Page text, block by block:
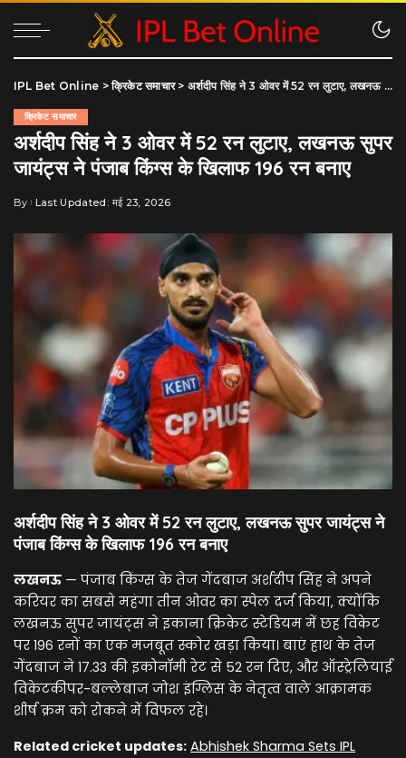
IPL Bet Online >क्रिकेट समाचार> अर्शदीप सिंह ने 3 ओवर में 52 रन लुटाए, लखनऊ सुपर जायंट्स ने पंजाब किंग्स के खिलाफ 196 रन बनाए
क्रिकेट समाचार
अर्शदीप सिंह ने 3 ओवर में 52 रन लुटाए, लखनऊ सुपर
जायंट्स ने पंजाब किंग्स के खिलाफ 196 रन बनाए
Posted
By Last Updated: मई 23, 2026
अर्शदीप सिंह ने 3 ओवर में 52 रन लुटाए, लखनऊ सुपर जायंट्स ने
पंजाब किंग्स के खिलाफ 196 रन बनाए
लखनऊ — पंजाब किंग्स के तेज गेंदबाज अर्शदीप सिंह ने अपने
करियर का सबसे महंगा तीन ओवर का स्पेल दर्ज किया, क्योंकि
लखनऊ सुपर जायंट्स ने इकाना क्रिकेट स्टेडियम में छह विकेट
पर 196 रनों का एक मजबूत स्कोर खड़ा किया। बाएं हाथ के तेज
गेंदबाज ने 17.33 की इकोनॉमी रेट से 52 रन दिए, और ऑस्ट्रेलियाई
विकेटकीपर-बल्लेबाज जोश इंग्लिस के नेतृत्व वाले आक्रामक
शीर्ष क्रम को रोकने में विफल रहे।
Related cricket updates: Abhishek Sharma Sets IPL